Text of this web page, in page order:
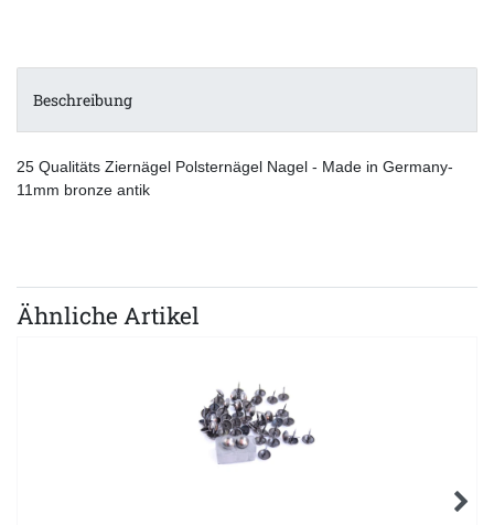
Beschreibung
25 Qualitäts Ziernägel Polsternägel Nagel - Made in Germany-
11mm bronze antik
Ähnliche Artikel